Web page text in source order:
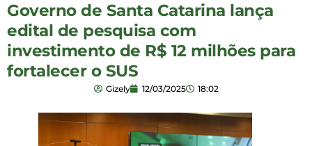
Governo de Santa Catarina lança
edital de pesquisa com
investimento de R$ 12 milhões para
fortalecer o SUS
Gizely 12/03/2025 18:02